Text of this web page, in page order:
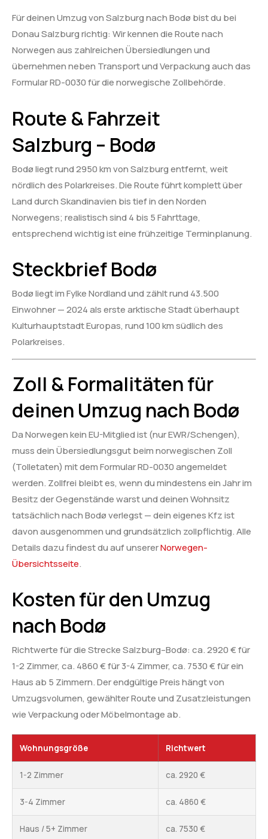
Für deinen Umzug von Salzburg nach Bodø bist du bei
Donau Salzburg richtig: Wir kennen die Route nach
Norwegen aus zahlreichen Übersiedlungen und
übernehmen neben Transport und Verpackung auch das
Formular RD-0030 für die norwegische Zollbehörde.
Route & Fahrzeit
Salzburg – Bodø
Bodø liegt rund 2950 km von Salzburg entfernt, weit
nördlich des Polarkreises. Die Route führt komplett über
Land durch Skandinavien bis tief in den Norden
Norwegens; realistisch sind 4 bis 5 Fahrttage,
entsprechend wichtig ist eine frühzeitige Terminplanung.
Steckbrief Bodø
Bodø liegt im Fylke Nordland und zählt rund 43.500
Einwohner — 2024 als erste arktische Stadt überhaupt
Kulturhauptstadt Europas, rund 100 km südlich des
Polarkreises.
Zoll & Formalitäten für
deinen Umzug nach Bodø
Da Norwegen kein EU-Mitglied ist (nur EWR/Schengen),
muss dein Übersiedlungsgut beim norwegischen Zoll
(Tolletaten) mit dem Formular RD-0030 angemeldet
werden. Zollfrei bleibt es, wenn du mindestens ein Jahr im
Besitz der Gegenstände warst und deinen Wohnsitz
tatsächlich nach Bodø verlegst — dein eigenes Kfz ist
davon ausgenommen und grundsätzlich zollpflichtig. Alle
Details dazu findest du auf unsererNorwegen-
Übersichtsseite.
Kosten für den Umzug
nach Bodø
Richtwerte für die Strecke Salzburg–Bodø: ca. 2920 € für
1-2 Zimmer, ca. 4860 € für 3-4 Zimmer, ca. 7530 € für ein
Haus ab 5 Zimmern. Der endgültige Preis hängt von
Umzugsvolumen, gewählter Route und Zusatzleistungen
wie Verpackung oder Möbelmontage ab.
Wohnungsgröße Richtwert
1-2 Zimmer ca. 2920 €
3-4 Zimmer ca. 4860 €
Haus / 5+ Zimmer ca. 7530 €